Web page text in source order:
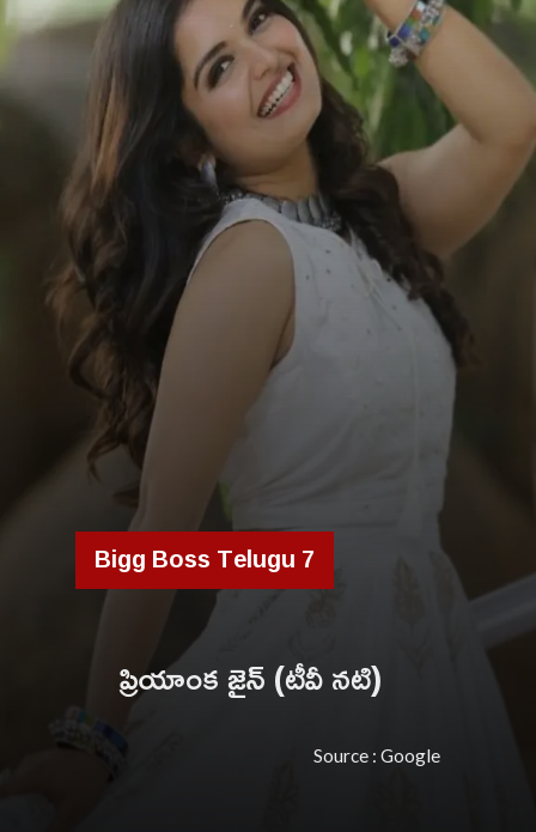
Bigg Boss Telugu 7
ప్రియాంక జైన్ (టీవీ నటి)
Source : Google